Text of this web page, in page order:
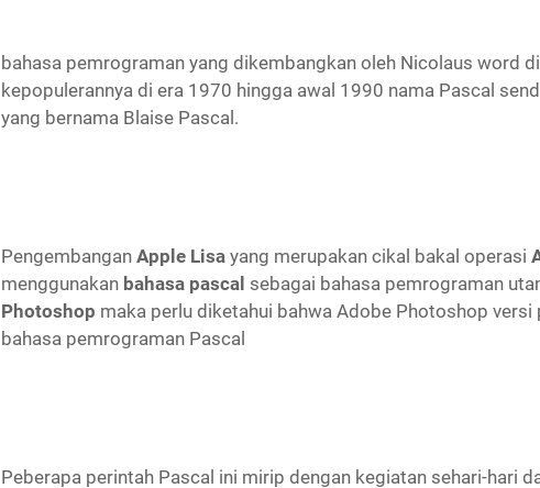
bahasa pemrograman yang dikembangkan oleh Nicolaus word
kepopulerannya di era 1970 hingga awal 1990 nama Pascal
yang bernama Blaise Pascal.
Pengembangan Apple Lisa yang merupakan cikal bakal operasi
menggunakan bahasa pascal sebagai bahasa pemrograman
Photoshop maka perlu diketahui bahwa Adobe Photoshop
bahasa pemrograman Pascal
Peberapa perintah Pascal ini mirip dengan kegiatan sehari-hari